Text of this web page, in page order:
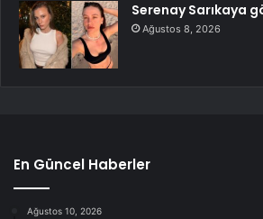
Serenay Sarıkaya
Ağustos 8, 2026
En Güncel Haberler
Ağustos 10, 2026